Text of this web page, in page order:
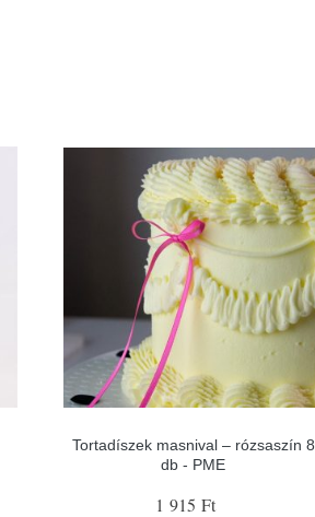
Tortadíszek masnival – rózsaszín 8
db - PME
1 915 Ft